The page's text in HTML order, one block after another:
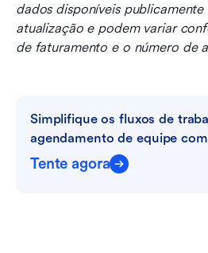
dados disponíveis
atualização e podem variar
de faturamento e o número de
Simplifique os fluxos de
agendamento de equipe
Tente agora